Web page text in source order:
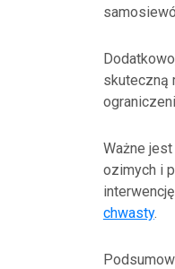
skuteczną
Ważne
ozimych i
chwasty.